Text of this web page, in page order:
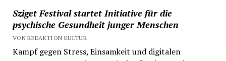
Sziget Festival startet Initiative für die
psychische Gesundheit junger Menschen
VON REDAKTION KULTUR
Kampf gegen Stress, Einsamkeit und digitalen